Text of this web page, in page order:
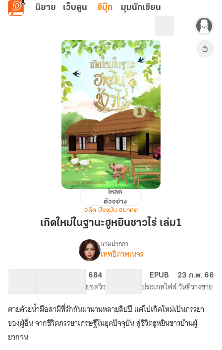
ข้ามไปยังเนื้อหาหลัก
นิยาย เว็บตูน อีบุ๊ก มุมนักเขียน
ใน
โหลด
ตัวอย่าง
อดีต ปัจจุบัน อนาคต
เกิดใหม่ในฐานะฮูหยินชาวไร่ เล่ม1
เรื่อง
หยิน
ชาวไร่'
นามปากกา
เทพธิดาพเนจร
จำนวนคำ จำนวนหน้า (A5)
684
ยอดวิวระดับเนื้อหา
EPUB
ประเภทไฟล์
23 ก.พ. 66
วันที่วางขาย
ตายด้วยน้ำมือสามีที่รักกันมานานหลายสิบปี แต่ไปเกิดใหม่เป็นภรรยา
ของผู้อื่น จากชีวิตภรรยาเศรษฐีในยุคปัจจุบัน สู่ชีวิตฮูหยินชาวบ้านผู้
ยากจน